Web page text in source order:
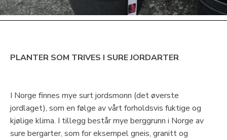
PLANTER SOM TRIVES I SURE JORDARTER
I Norge finnes mye surt jordsmonn (det øverste
jordlaget), som en følge av vårt forholdsvis fuktige og
kjølige klima. I tillegg består mye berggrunn i Norge av
sure bergarter, som for eksempel gneis, granitt og